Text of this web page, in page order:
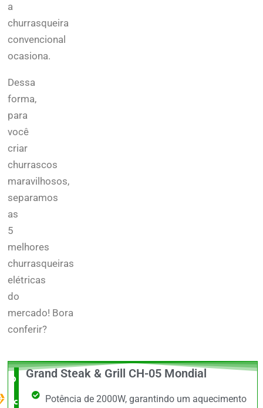
a
churrasqueira
convencional
ocasiona.
Dessa
forma,
para
você
criar
churrascos
maravilhosos,
separamos
as
5
melhores
churrasqueiras
elétricas
do
mercado! Bora
conferir?
O Melhor
custo x
Grand Steak & Grill CH-05 Mondial
Potência de 2000W, garantindo um aquecimento